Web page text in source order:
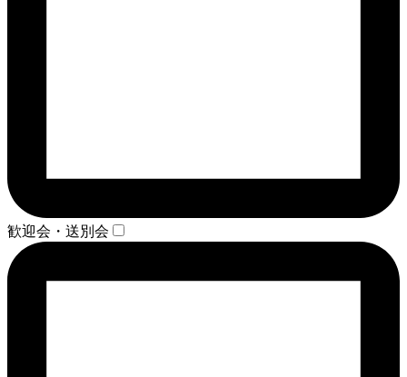
歓迎会・送別会